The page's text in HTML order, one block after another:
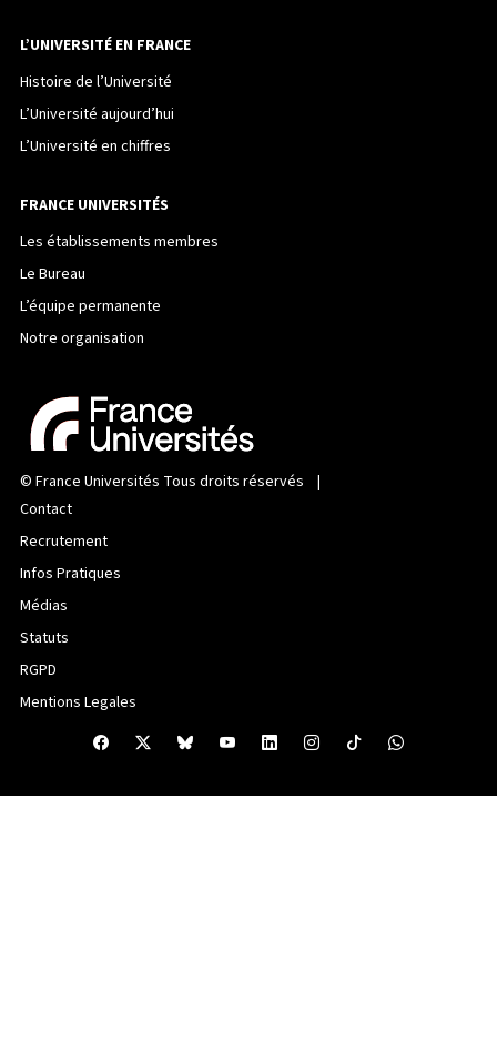
L’UNIVERSITÉ EN FRANCE
Histoire de l’Université
L’Université aujourd’hui
L’Université en chiffres
FRANCE UNIVERSITÉS
Les établissements membres
Le Bureau
L’équipe permanente
Notre organisation
© France Universités Tous droits réservés |
Contact
Recrutement
Infos Pratiques
Médias
Statuts
RGPD
Mentions Legales